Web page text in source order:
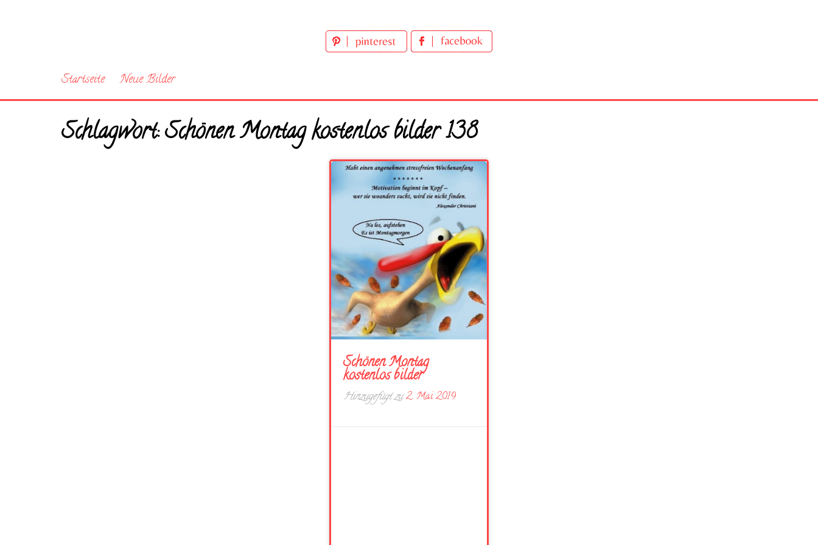
Startseite Neue Bilder
Schlagwort:Schönen Montag kostenlos bilder 138
Schönen Montag
kostenlos bilder
Hinzugefügt zu2. Mai 2019